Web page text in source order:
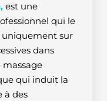
est une
qui le
uniquement sur
dans
massage
qui induit la
à des